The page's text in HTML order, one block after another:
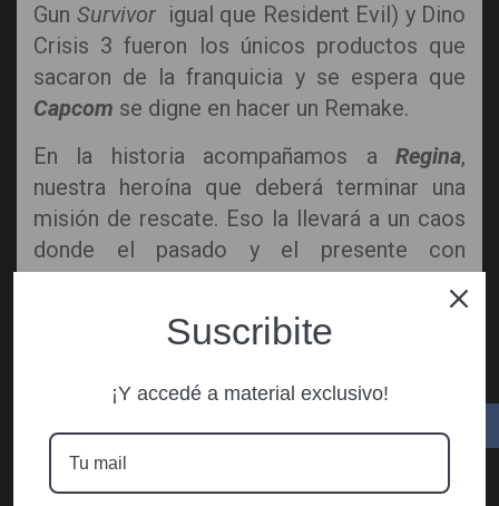
Gun Survivorigual que Resident Evil) y Dino
Crisis 3 fueron los únicos productos que
sacaron de la franquicia y se espera que
Capcom se digne en hacer un Remake.
En la historia acompañamos a Regina,
nuestra heroína que deberá terminar una
misión de rescate. Eso la llevará a un caos
donde el pasado y el presente con
combinaran trayendo a estas criaturas a
nuestro entorno. Una historia que podría
haber expandido bien y alcanzado un mayor
Suscribite
¡Y accedé a material exclusivo!